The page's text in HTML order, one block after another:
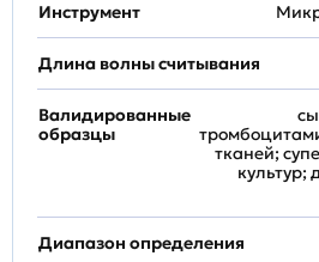
Инструмент
Длина волны считывания
Валидированные
образцы
тканей;
культур;
Диапазон определения